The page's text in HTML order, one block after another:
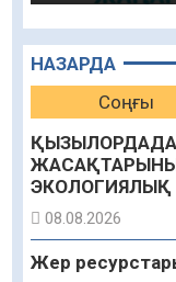
НАЗАРДА
Соңғы
ЭКОЛОГИЯЛЫҚ
08.08.2026
Жер